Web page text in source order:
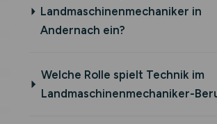
Landmaschinenmechaniker in
Andernach ein?
Welche Rolle spielt Technik im
Landmaschinenmechaniker-